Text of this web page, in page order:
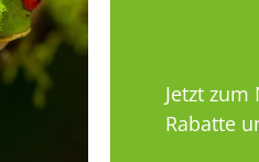
Jetzt
Rabatte